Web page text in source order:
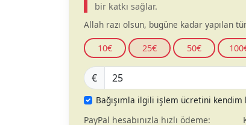
bir katkı sağlar.
Allah razı olsun, bugüne kadar yapılan
10€ 25€ 50€
€
Bağışımla ilgili işlem ücretini kendim
PayPal hesabınızla hızlı ödeme: